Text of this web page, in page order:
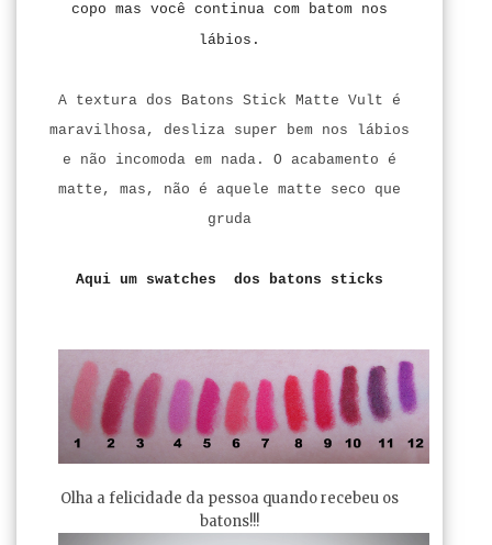
copo mas você continua com batom nos
lábios.
A textura dos Batons Stick Matte Vult é
maravilhosa, desliza super bem nos lábios
e não incomoda em nada. O acabamento é
matte, mas, não é aquele matte seco que
gruda
Aqui um swatches dos batons sticks
Olha a felicidade da pessoa quando recebeu os
batons!!!